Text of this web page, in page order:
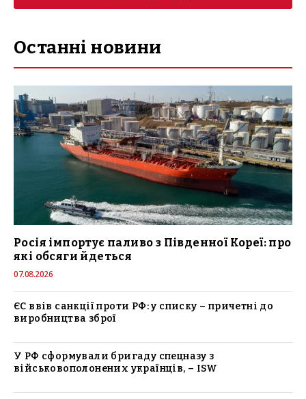
Останні новини
Росія імпортує паливо з Південної Кореї: про
які обсяги йдеться
07.08.2026
ЄС ввів санкції проти РФ: у списку – причетні до
виробництва зброї
У РФ сформували бригаду спецназу з
військовополонених українців, – ISW